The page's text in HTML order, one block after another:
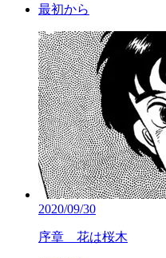
最初から
2020/09/30
序章 花は桜木